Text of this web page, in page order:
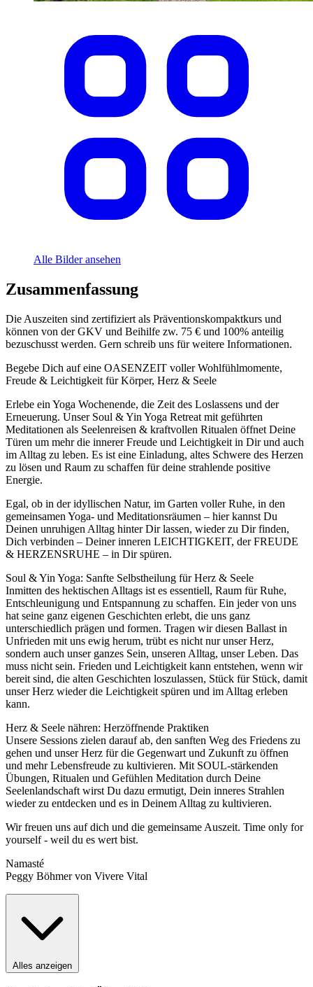
Alle Bilder ansehen
Zusammenfassung
Die Auszeiten sind zertifiziert als Präventionskompaktkurs und
können von der GKV und Beihilfe zw. 75 € und 100% anteilig
bezuschusst werden. Gern schreib uns für weitere Informationen.
Begebe Dich auf eine OASENZEIT voller Wohlfühlmomente,
Freude & Leichtigkeit für Körper, Herz & Seele
Erlebe ein Yoga Wochenende, die Zeit des Loslassens und der
Erneuerung. Unser Soul & Yin Yoga Retreat mit geführten
Meditationen als Seelenreisen & kraftvollen Ritualen öffnet Deine
Türen um mehr die innerer Freude und Leichtigkeit in Dir und auch
im Alltag zu leben. Es ist eine Einladung, altes Schwere des Herzen
zu lösen und Raum zu schaffen für deine strahlende positive
Energie.
Egal, ob in der idyllischen Natur, im Garten voller Ruhe, in den
gemeinsamen Yoga- und Meditationsräumen – hier kannst Du
Deinen unruhigen Alltag hinter Dir lassen, wieder zu Dir finden,
Dich verbinden – Deiner inneren LEICHTIGKEIT, der FREUDE
& HERZENSRUHE – in Dir spüren.
Soul & Yin Yoga: Sanfte Selbstheilung für Herz & Seele
Inmitten des hektischen Alltags ist es essentiell, Raum für Ruhe,
Entschleunigung und Entspannung zu schaffen. Ein jeder von uns
hat seine ganz eigenen Geschichten erlebt, die uns ganz
unterschiedlich prägen und formen. Tragen wir diesen Ballast in
Unfrieden mit uns ewig herum, trübt es nicht nur unser Herz,
sondern auch unser ganzes Sein, unseren Alltag, unser Leben. Das
muss nicht sein. Frieden und Leichtigkeit kann entstehen, wenn wir
bereit sind, die alten Geschichten loszulassen, Stück für Stück, damit
unser Herz wieder die Leichtigkeit spüren und im Alltag erleben
kann.
Herz & Seele nähren: Herzöffnende Praktiken
Unsere Sessions zielen darauf ab, den sanften Weg des Friedens zu
gehen und unser Herz für die Gegenwart und Zukunft zu öffnen
und mehr Lebensfreude zu kultivieren. Mit SOUL-stärkenden
Übungen, Ritualen und Gefühlen Meditation durch Deine
Seelenlandschaft wirst Du dazu ermutigt, Dein inneres Strahlen
wieder zu entdecken und es in Deinem Alltag zu kultivieren.
Wir freuen uns auf dich und die gemeinsame Auszeit. Time only for
yourself - weil du es wert bist.
Namasté
Peggy Böhmer von Vivere Vital
Alles anzeigen